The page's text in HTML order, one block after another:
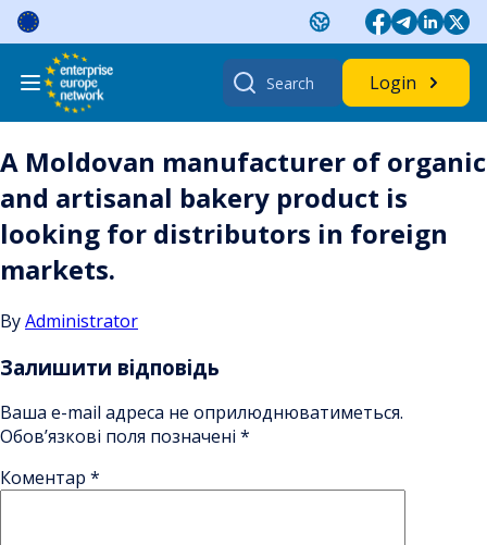
Skip
content
Search
for:
Login
A Moldovan manufacturer of organic
and artisanal bakery product is
looking for distributors in foreign
markets.
ByAdministrator
Залишити відповідь
Ваша e-mail адреса не оприлюднюватиметься.
Обов’язкові поля позначені *
Коментар *